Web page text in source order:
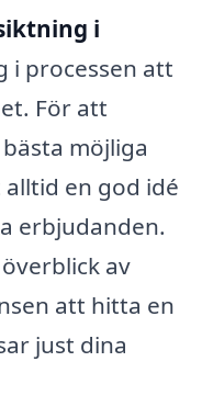
i
i processen att
För att
möjliga
en god idé
erbjudanden.
av
att hitta en
just dina